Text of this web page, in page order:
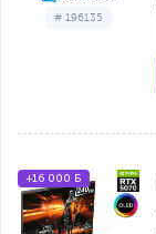
# 196135
+16 000 Б